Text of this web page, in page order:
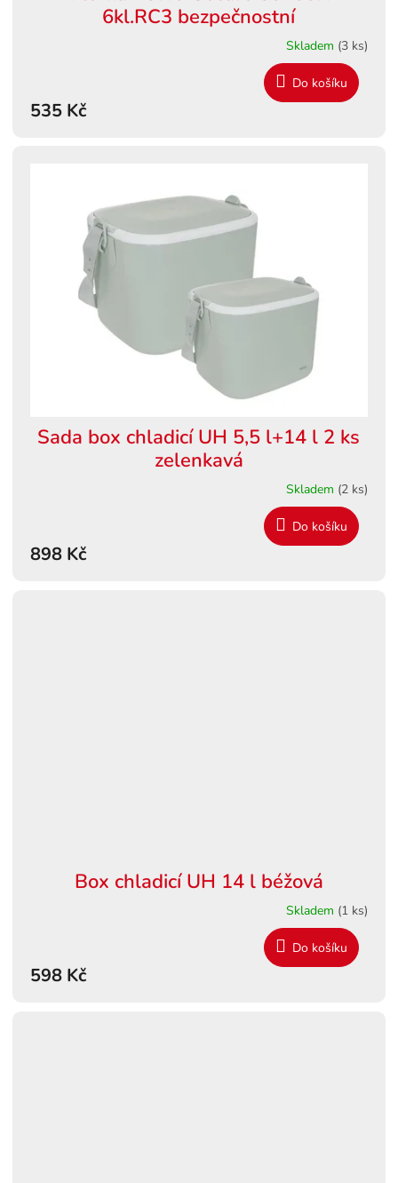
6kl.RC3 bezpečnostní
Skladem (3 ks)
535 Kč
Do košíku
Sada box chladicí UH 5,5 l+14 l 2 ks
zelenkavá
Skladem (2 ks)
898 Kč
Do košíku
Box chladicí UH 14 l béžová
Skladem (1 ks)
598 Kč
Do košíku